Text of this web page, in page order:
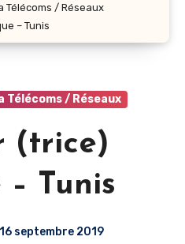
Télécoms / Réseaux
– Tunis
Télécoms / Réseaux
(trice)
– Tunis
16 septembre 2019